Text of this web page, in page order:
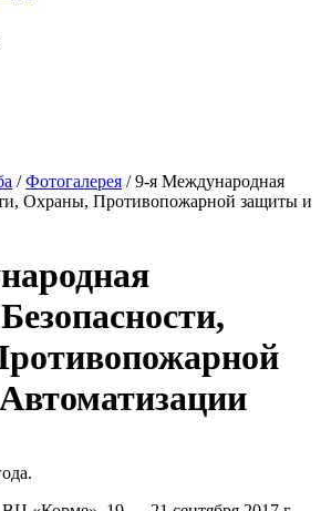
/ Фотогалерея / 9-я Международная
Охраны, Противопожарной защиты и